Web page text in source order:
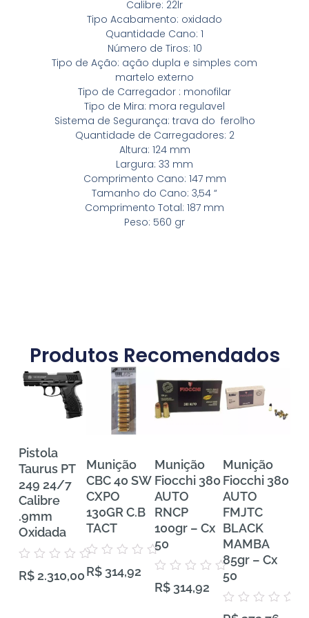
Calibre: 22lr
Tipo Acabamento: oxidado
Quantidade Cano: 1
Número de Tiros: 10
Tipo de Ação: ação dupla e simples com
martelo externo
Tipo de Carregador : monofilar
Tipo de Mira: mora regulavel
Sistema de Segurança: trava do ferolho
Quantidade de Carregadores: 2
Altura: 124 mm
Largura: 33 mm
Comprimento Cano: 147 mm
Tamanho do Cano: 3,54 “
Comprimento Total: 187 mm
Peso: 560 gr
Produtos Recomendados
Pistola
Taurus PT
249 24/7
Calibre
.9mm
Oxidada
0
R$2.310,00
Munição
CBC 40 SW
CXPO
130GR C.B
TACT
0
R$ 314,92
Munição
Fiocchi 380
AUTO
RNCP
100gr – Cx
50
0
R$ 314,92
Munição
Fiocchi 380
AUTO
FMJTC
BLACK
MAMBA
85gr – Cx
50